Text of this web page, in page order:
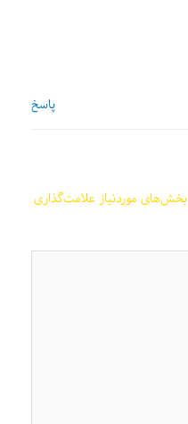
پاسخ
بخش‌های موردنیاز علامت‌گذاری